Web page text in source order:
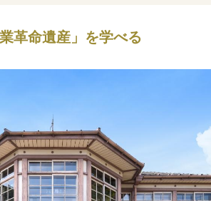
革命遺産」を学べる